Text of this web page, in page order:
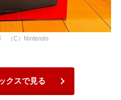
（C）Nintendo
クスで見る